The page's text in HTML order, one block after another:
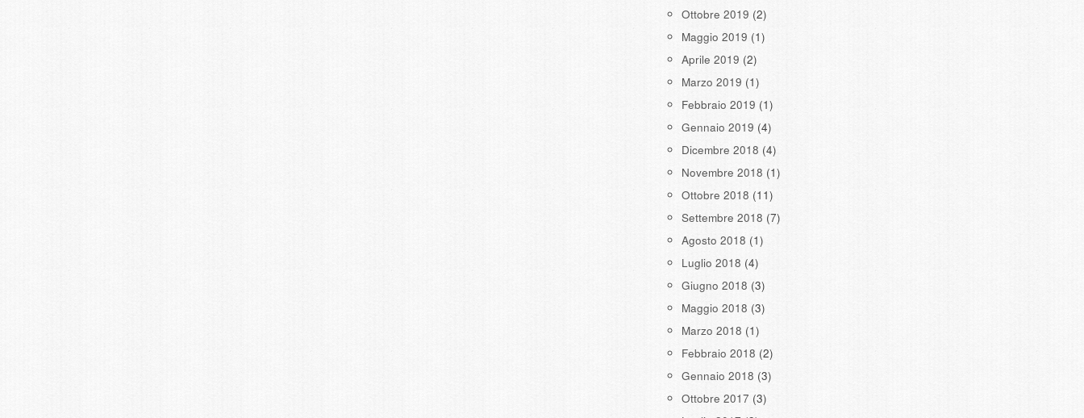
Ottobre 2019 (2)
Maggio 2019 (1)
Aprile 2019 (2)
Marzo 2019 (1)
Febbraio 2019 (1)
Gennaio 2019 (4)
Dicembre 2018 (4)
Novembre 2018 (1)
Ottobre 2018 (11)
Settembre 2018 (7)
Agosto 2018 (1)
Luglio 2018 (4)
Giugno 2018 (3)
Maggio 2018 (3)
Marzo 2018 (1)
Febbraio 2018 (2)
Gennaio 2018 (3)
Ottobre 2017 (3)